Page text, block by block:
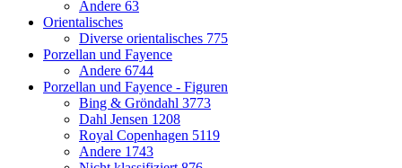
Andere 63
Orientalisches
Diverse orientalisches 775
Porzellan und Fayence
Andere 6744
Porzellan und Fayence - Figuren
Bing & Gröndahl 3773
Dahl Jensen 1208
Royal Copenhagen 5119
Andere 1743